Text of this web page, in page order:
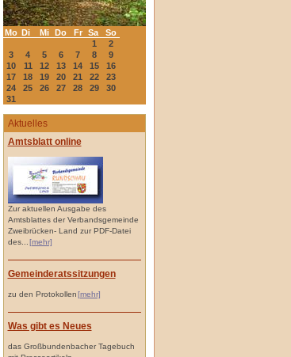
Mo Di Mi Do Fr Sa
So
1
2
3
4 5 6 7 8
9
10
11 12 13 14 15
16
17
18 19 20 21 22
23
24
25 26 27 28 29
30
31
Aktuelles
Amtsblatt online
Zur aktuellen Ausgabe des
Amtsblattes der Verbandsgemeinde
Zweibrücken- Land zur PDF-Datei
des...
[mehr]
Gemeinderatssitzungen
zu den Protokollen[mehr]
Was gibt es Neues
das Großbundenbacher Tagebuch